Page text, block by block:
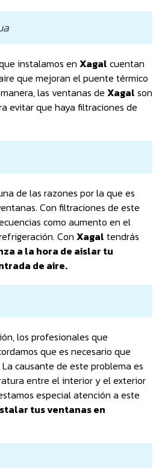
instalamos en Xagal cuentan
que mejoran el puente térmico
las ventanas de Xagal son
evitar que haya filtraciones de
de las razones por la que es
Con filtraciones de este
como aumento en el
Con Xagal tendrás
a la hora de aislar tu
de aire.
los profesionales que
que es necesario que
causante de este problema es
entre el interior y el exterior
especial atención a este
tus ventanas en